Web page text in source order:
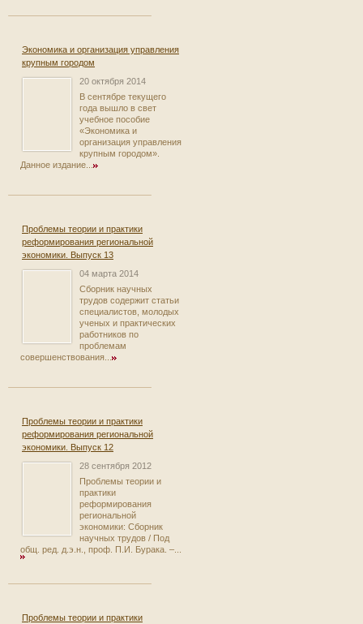
Экономика и организация управления
крупным городом
20 октября 2014
В сентябре текущего
года вышло в свет
учебное пособие
«Экономика и
организация управления
крупным городом».
Данное издание...
Проблемы теории и практики
реформирования региональной
экономики. Выпуск 13
04 марта 2014
Сборник научных
трудов содержит статьи
специалистов, молодых
ученых и практических
работников по
проблемам
совершенствования...
Проблемы теории и практики
реформирования региональной
экономики. Выпуск 12
28 сентября 2012
Проблемы теории и
практики
реформирования
региональной
экономики: Сборник
научных трудов / Под
общ. ред. д.э.н., проф. П.И. Бурака. –...
Проблемы теории и практики